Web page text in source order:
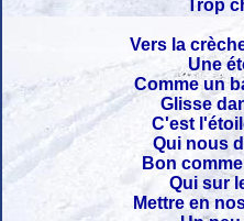
Trop
Vers la
Une
Comme un
Glisse
C'est
Qui nous
Bon
Qui sur
Mettre en